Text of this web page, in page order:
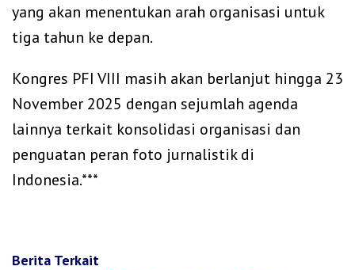
yang akan menentukan arah organisasi untuk
tiga tahun ke depan.
‎Kongres PFI VIII masih akan berlanjut hingga 23
November 2025 dengan sejumlah agenda
lainnya terkait konsolidasi organisasi dan
penguatan peran foto jurnalistik di
Indonesia.***
Berita Terkait